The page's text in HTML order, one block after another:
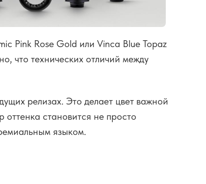
Pink Rose Gold или Vinca Blue Topaz
что технических отличий между
релизах. Это делает цвет важной
становится не просто
языком.